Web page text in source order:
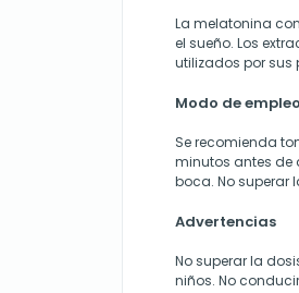
La melatonina
el sueño. Los
utilizados por sus
Modo de empleo
Se recomienda
minutos antes de
boca. No superar
Advertencias
No superar la
niños. No